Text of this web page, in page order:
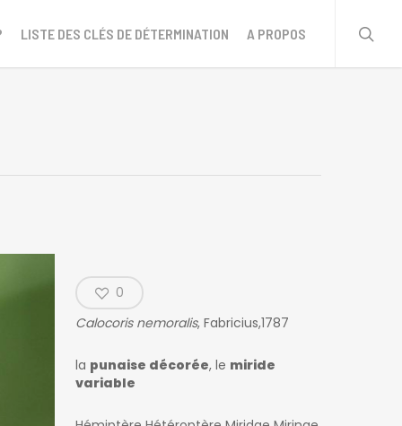
LISTE DES CLÉS DE DÉTERMINATION A PROPOS
0
Calocoris nemoralis, Fabricius,1787
la punaise décorée, le miride
variable